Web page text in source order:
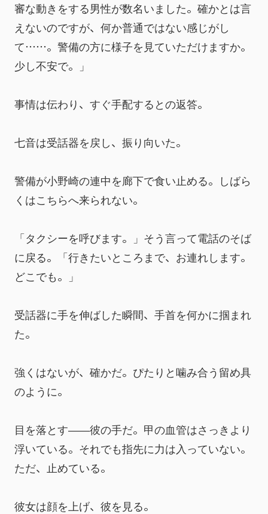
審な動きをする男性が数名いました。確かとは言
えないのですが、何か普通ではない感じがし
て……。警備の方に様子を見ていただけますか。
少し不安で。」
事情は伝わり、すぐ手配するとの返答。
七音は受話器を戻し、振り向いた。
警備が小野崎の連中を廊下で食い止める。しばら
くはこちらへ来られない。
「タクシーを呼びます。」そう言って電話のそば
に戻る。「行きたいところまで、お連れします。
どこでも。」
受話器に手を伸ばした瞬間、手首を何かに掴まれ
た。
強くはないが、確かだ。ぴたりと噛み合う留め具
のように。
目を落とす――彼の手だ。甲の血管はさっきより
浮いている。それでも指先に力は入っていない。
ただ、止めている。
彼女は顔を上げ、彼を見る。